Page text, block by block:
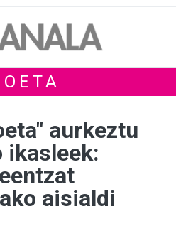
aurkeztu
ikasleek:
aisialdi